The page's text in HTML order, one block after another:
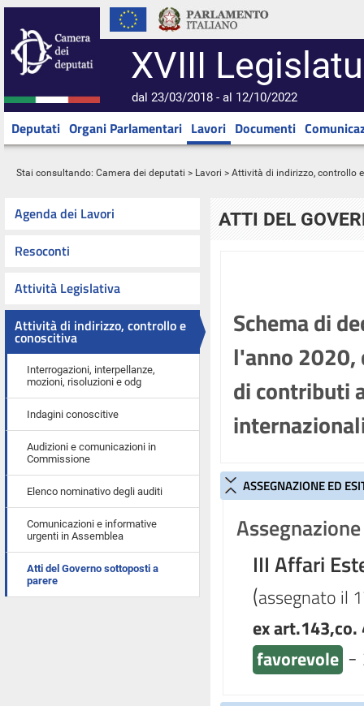
XVIII
dal 23/03/2018 - al 12/10/2022
Deputati Organi Parlamentari Lavori Documenti
Stai consultando: Camera dei deputati > Lavori > Attività di indirizzo, controllo
Agenda dei Lavori
Resoconti
Attività Legislativa
Attività di indirizzo, controllo e
conoscitiva
Interrogazioni, interpellanze,
mozioni, risoluzioni e odg
Indagini conoscitive
Audizioni e comunicazioni in
Commissione
Elenco nominativo degli auditi
Comunicazioni e informative
urgenti in Assemblea
Atti del Governo sottoposti a
parere
ATTI DEL
Schema di
l'anno
di contributi
ASSEGNAZIONE ED
III Affari
(assegnato il
ex art.143,co.
favorevole -